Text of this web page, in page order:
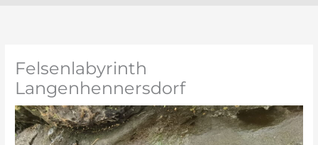
Felsenlabyrinth
Langenhennersdorf